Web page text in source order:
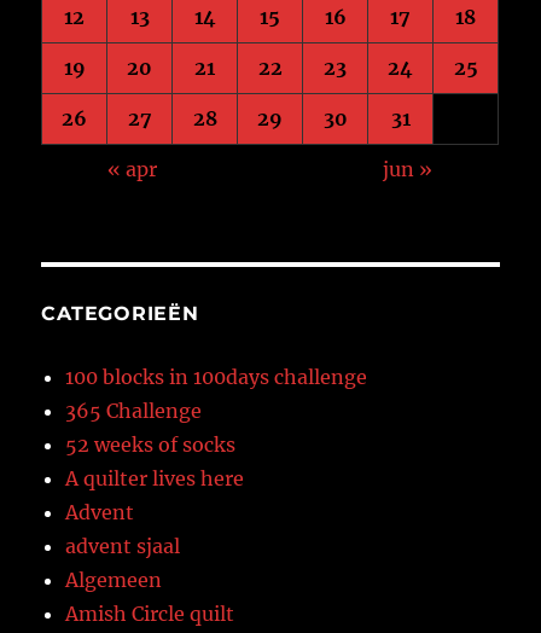
12 13 14 15 16 17 18
19 20 21 22 23 24 25
26 27 28 29 30 31
« apr jun »
CATEGORIEËN
100 blocks in 100days challenge
365 Challenge
52 weeks of socks
A quilter lives here
Advent
advent sjaal
Algemeen
Amish Circle quilt